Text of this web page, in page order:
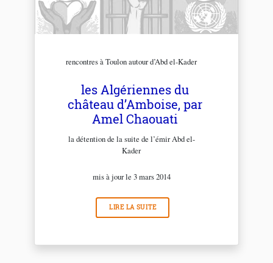
rencontres à Toulon autour d’Abd el-Kader
les Algériennes du
château d’Amboise, par
Amel Chaouati
la détention de la suite de l’émir Abd el-
Kader
mis à jour le 3 mars 2014
LIRE LA SUITE